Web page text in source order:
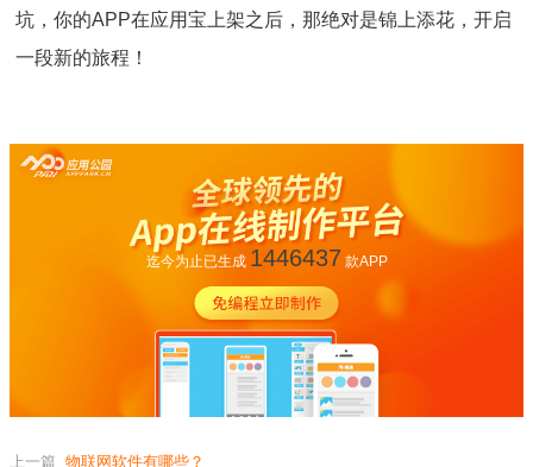
坑，你的APP在应用宝上架之后，那绝对是锦上添花，开启
一段新的旅程！
迄今为止已生成 1446437 款APP
上一篇 物联网软件有哪些？